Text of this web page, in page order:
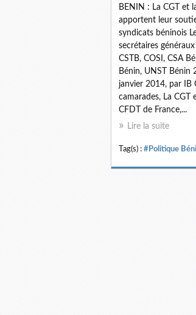
BENIN : La CGT et
apportent leur
syndicats béninois
secrétaires
CSTB, COSI, CSA
Bénin, UNST Bénin
janvier 2014, par IB
camarades, La CGT
CFDT de France,...
Lire la suite
Tag(s) : #Politique